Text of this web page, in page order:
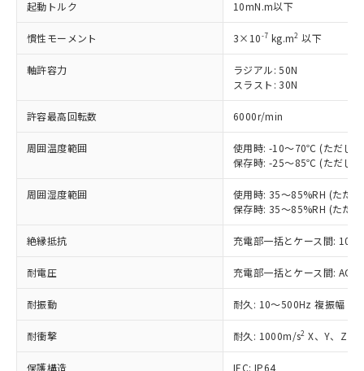
起動トルク 10mN.m以下
慣性モーメント 3×10-7 kg.m2 以下
軸許容力
ラジアル: 50N
スラスト: 30N
許容最高回転数 6000r/min
周囲温度範囲
使用時: -10～70℃ (ただし
保存時: -25～85℃ (ただし
周囲湿度範囲
使用時: 35～85%RH (ただ
保存時: 35～85%RH (ただ
絶縁抵抗 充電部一括とケース間:
耐電圧 充電部一括とケース間:
耐振動 耐久: 10～500Hz 複振幅
耐衝撃 耐久: 1000m/s2 X、Y、Z 各
保護構造 IEC: IP64
ご利用条件
以下の条件をお読みいただき、同意のうえ
本サービスは、当社制御機器事業取扱
商品の当社在庫状況および標準価格
(税抜)を提供させていただくもので
当社制御機器事業取扱商品の中には、
本サービスの対象外となる商品もある
ことをご了承ください。
在庫状況および標準価格照会結果は、
タに基づき作成されるものであり、閲
覧された時点での実際の在庫および標
準価格とは異なる場合があることをご
非含有に対応した製品が提供可能な商品で
す。
対応予定：EU RoHS指令（10物質）の非含
有に対応した製品に切り替える予定のある
対応予定なし：EU RoHS指令（10物質）の
非含有に非対応の商品で、対応品を出す予
調査・確認中：EU RoHS指令（10物質）の
非含有の対応状況を調査中または確認中の
非該当品：ライセンス料など無形物で、有
害物質有無と関係のない商品です。
仕入先様の事情により、非含有部品として
いたものが、含有品と判明した場合などや
むを得ず変更することがあります。
鉛(Pb) 1000ppm以下、 水銀(Hg) 1000ppm以下、 カド
六価クロム(Cr(Ⅵ)) 1000ppm以下、ポリ臭化ビフェニル
類(PBB) 1000ppm以下、ポリ臭化ジフェニルエーテル類
(PBDE) 1000ppm以下、フタル酸ビス(2-エチルヘキシ
「○」：最大均質材料含有率が中国RoHSの
基準値以下であることを示します。
「×」：最大均質材料含有率が中国RoHSの
基準値を超えていることを示します。
「－」：未確認です。当社販売部門へお問
*中国RoHS10物質の基準値 (GB/T26572)：
Pb(鉛) :1000ppm、 Hg(水銀) : 1000ppm、 Cd(カドミウ
Cr(Ⅵ)(六価クロム) : 1000ppm、 PBBs(ポリ臭化ビフェ
ニル類) : 1000ppm、 PBDEs(ポリ臭化ジフェニルエーテ
当社は、これら貴社製品のうち、外国
為替および外国貿易法に定める商品
（以下｢規制貨物等」という）を輸出
または国外への提供する場合は、日本
国政府の輸出許可(または役務取引許
可)を取得するなどの必要な手続きを